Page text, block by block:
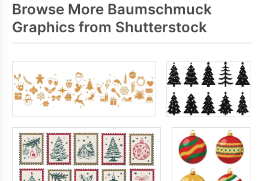
Browse More Baumschmuck
Graphics from Shutterstock